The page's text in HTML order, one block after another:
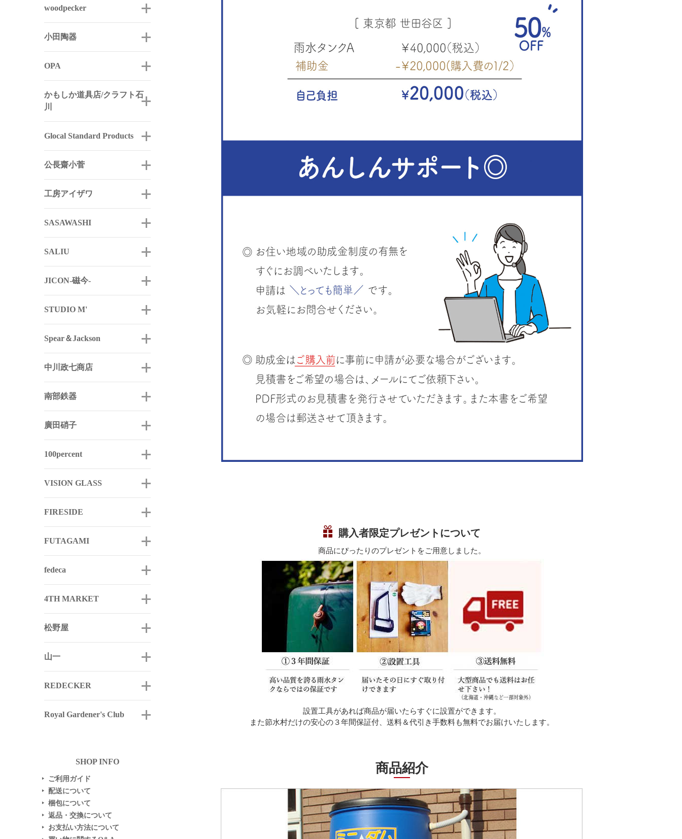
woodpecker
小田陶器
OPA
かもしか道具店/クラフト石
川
Glocal Standard Products
公長齋小菅
工房アイザワ
SASAWASHI
SALIU
JICON-磁今-
STUDIO M'
Spear＆Jackson
中川政七商店
南部鉄器
廣田硝子
100percent
VISION GLASS
FIRESIDE
FUTAGAMI
fedeca
4TH MARKET
松野屋
山一
REDECKER
Royal Gardener's Club
SHOP INFO
▶ ご利用ガイド
▶ 配送について
▶ 梱包について
▶ 返品・交換について
▶ お支払い方法について
購入者限定プレゼントについて
商品にぴったりのプレゼントをご用意しました。
設置工具があれば商品が届いたらすぐに設置ができます。
また節水村だけの安心の３年間保証付、送料＆代引き手数料も無料でお届けいたします。
商品紹介